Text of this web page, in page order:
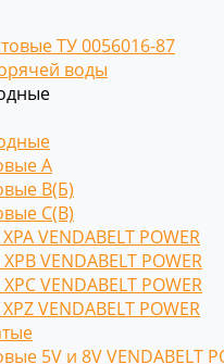
ТУ 0056016-87
воды
A
В(Б)
С(B)
VENDABELT POWER
VENDABELT POWER
VENDABELT POWER
VENDABELT POWER
5V и 8V VENDABELT